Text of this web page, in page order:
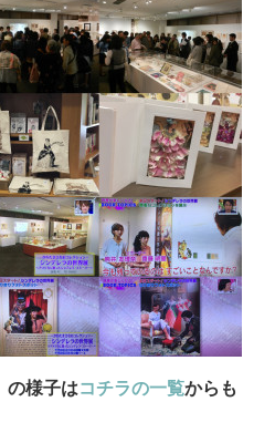
の様子はコチラの一覧からも